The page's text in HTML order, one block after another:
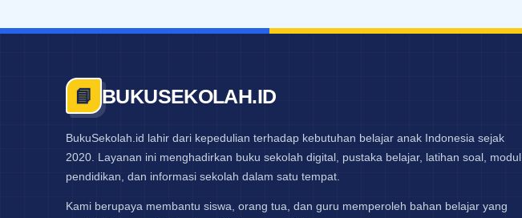
📘 BUKUSEKOLAH.ID
BukuSekolah.id lahir dari kepedulian terhadap kebutuhan belajar anak Indonesia sejak
2020. Layanan ini menghadirkan buku sekolah digital, pustaka belajar, latihan soal, modul
pendidikan, dan informasi sekolah dalam satu tempat.
Kami berupaya membantu siswa, orang tua, dan guru memperoleh bahan belajar yang